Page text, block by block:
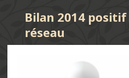
Bilan 2014
réseau